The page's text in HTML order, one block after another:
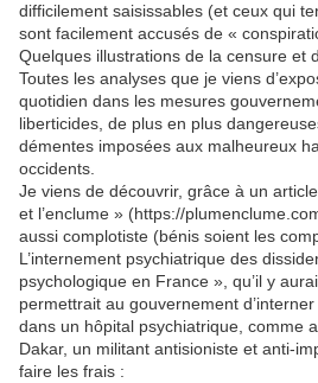
difficilement saisissables (et ceux qui
sont facilement accusés de «
Quelques illustrations de la censure et
Toutes les analyses que je viens
quotidien dans les mesures
liberticides, de plus en plus
démentes imposées aux malheureux
occidents.
Je viens de découvrir, grâce à un
et l’enclume » (https://
aussi complotiste (bénis soient les
L’internement psychiatrique des
psychologique en France », qu’il y
permettrait au gouvernement
dans un hôpital psychiatrique, comme
Dakar, un militant antisioniste et anti-
faire les frais :